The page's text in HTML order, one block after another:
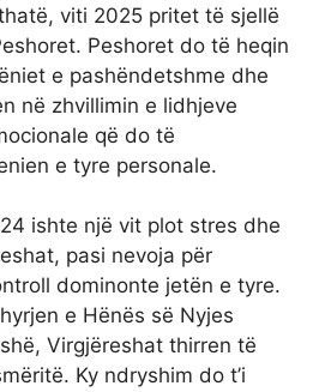
viti 2025 pritet të sjellë
Peshoret do të heqin
e pashëndetshme dhe
në zhvillimin e lidhjeve
që do të
e tyre personale.
ishte një vit plot stres dhe
pasi nevoja për
dominonte jetën e tyre.
e Hënës së Nyjes
Virgjëreshat thirren të
Ky ndryshim do t’i